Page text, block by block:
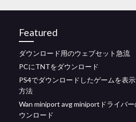
Featured
ダウンロード用のウェブセット急流
PCにTNTをダウンロード
PS4でダウンロードしたゲームを表
方法
Wan miniport avg miniportドライバ
ウンロード